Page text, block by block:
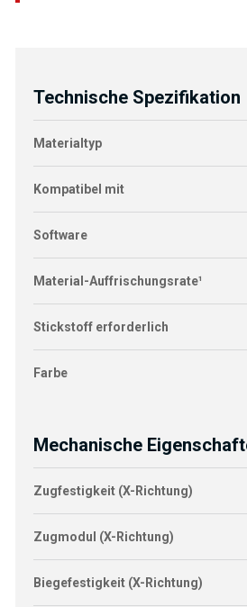
Technische Spezifikation
Materialtyp
Kompatibel mit
Software
Material-Auffrischungsrate¹
Stickstoff erforderlich
Farbe
Mechanische
Zugfestigkeit (X-Richtung)
Zugmodul (X-Richtung)
Biegefestigkeit (X-Richtung)